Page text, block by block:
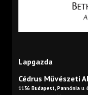
Lapgazda
Cédrus Művészeti
1136 Budapest, Pannónia u.